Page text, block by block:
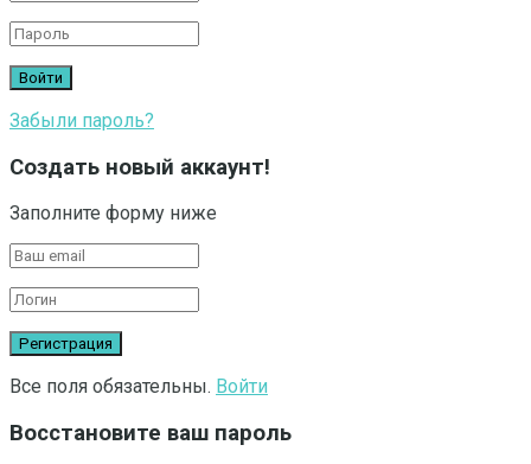
Забыли пароль?
Создать новый аккаунт!
Заполните форму ниже
Все поля обязательны. Войти
Восстановите ваш пароль